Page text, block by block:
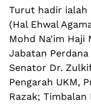
Turut hadir ialah
(Hal Ehwal
Mohd Na'im Haji
Jabatan Perdana
Senator Dr.
Pengarah UKM,
Razak; Timbalan